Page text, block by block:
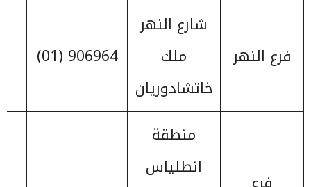
فرع النهر
شارع النهر
ملك
خاتشادوريان
906964 (01)
منطقة
انطلياس